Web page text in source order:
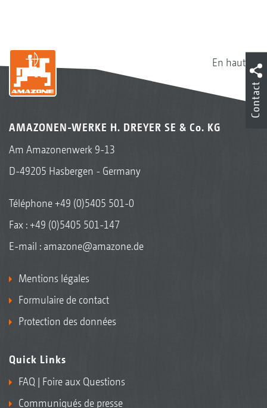
En haut
AMAZONEN-WERKE H. DREYER SE & Co. KG
Am Amazonenwerk 9-13
D-49205 Hasbergen - Germany
Téléphone+49 (0)5405 501-0
Fax : +49 (0)5405 501-147
E-mail : amazone@amazone.de
Mentions légales
Formulaire de contact
Protection des données
Quick Links
FAQ | Foire aux Questions
Communiqués de presse
Contact